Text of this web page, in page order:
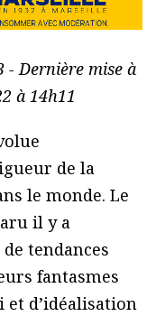
- Dernière mise à
à 14h11
de la
le monde. Le
il y a
tendances
fantasmes
d’idéalisation